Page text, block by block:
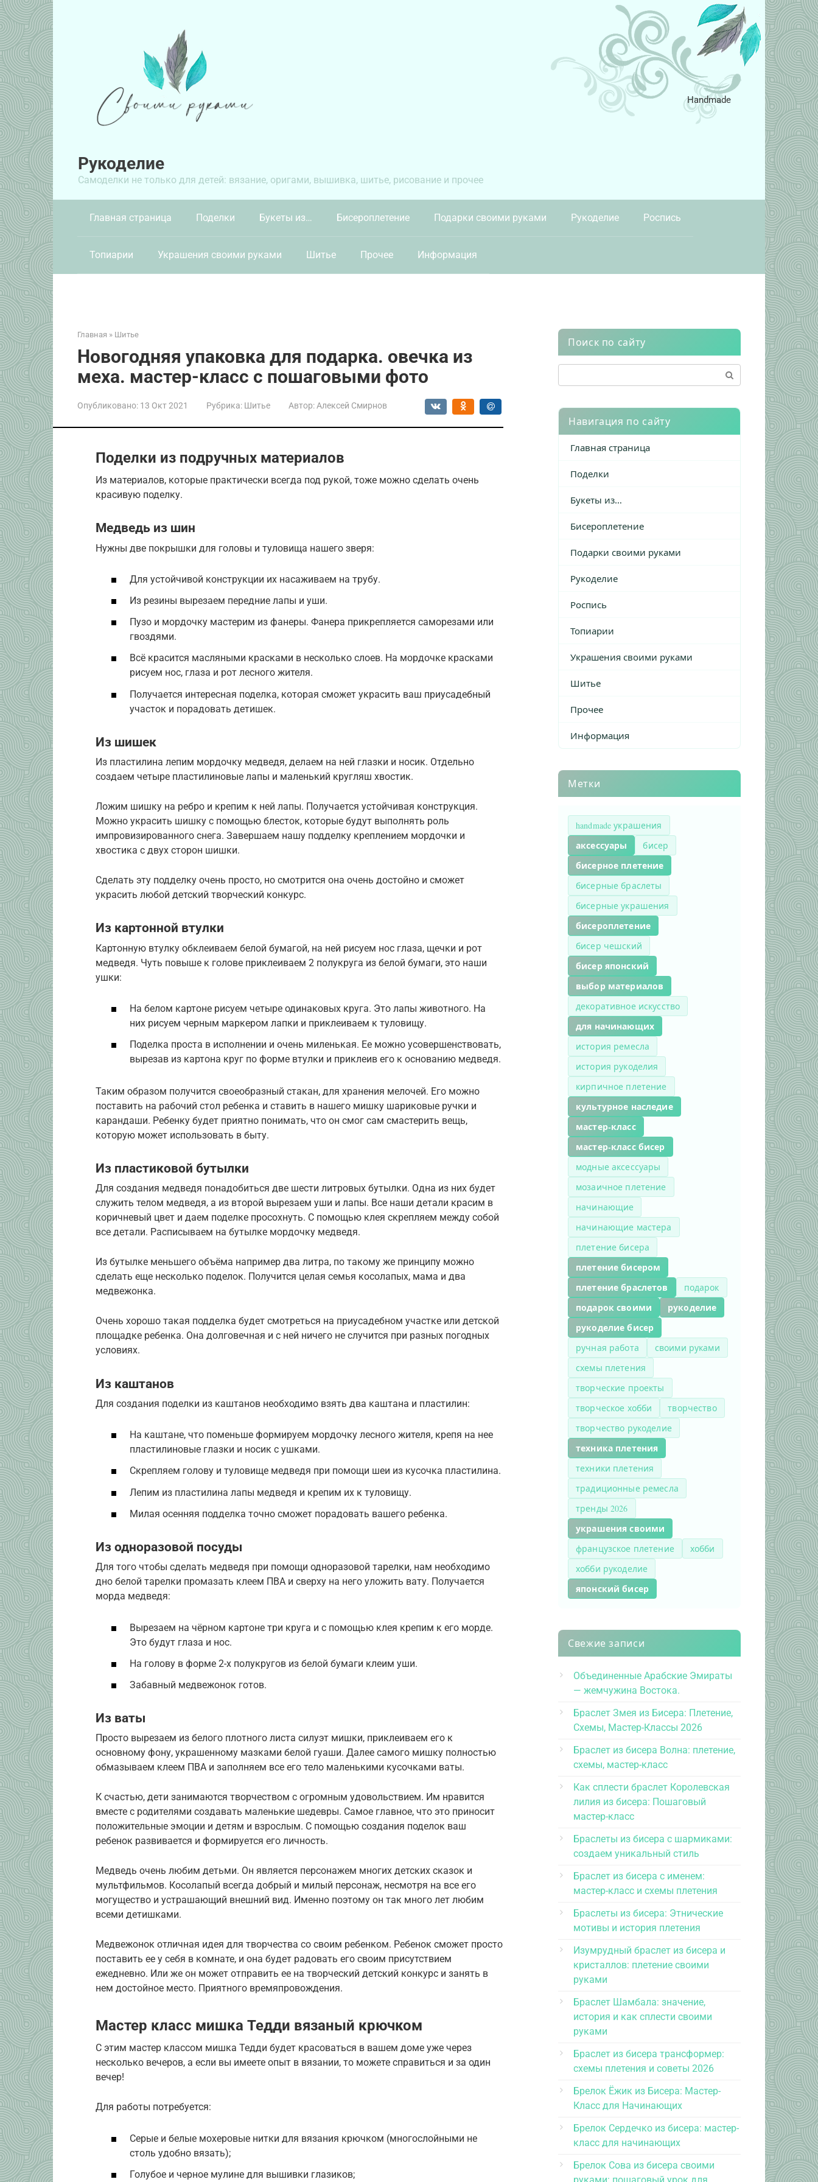
Перейти
к
контенту
Рукоделие
Самоделки не только для детей: вязание, оригами, вышивка, шитье, рисование и прочее
Handmade
Главная страница Поделки Букеты из… Бисероплетение Подарки своими руками Рукоделие Роспись
Топиарии Украшения своими руками Шитье Прочее Информация
Главная » Шитье
Новогодняя упаковка для подарка. овечка из
меха. мастер-класс с пошаговыми фото
Опубликовано: 13 Окт 2021 Рубрика: Шитье Автор: Алексей Смирнов
Поделки из подручных материалов
Из материалов, которые практически всегда под рукой, тоже можно сделать очень
красивую поделку.
Медведь из шин
Нужны две покрышки для головы и туловища нашего зверя:
Для устойчивой конструкции их насаживаем на трубу.
Из резины вырезаем передние лапы и уши.
Пузо и мордочку мастерим из фанеры. Фанера прикрепляется саморезами или
гвоздями.
Всё красится масляными красками в несколько слоев. На мордочке красками
рисуем нос, глаза и рот лесного жителя.
Получается интересная поделка, которая сможет украсить ваш приусадебный
участок и порадовать детишек.
Из шишек
Из пластилина лепим мордочку медведя, делаем на ней глазки и носик. Отдельно
создаем четыре пластилиновые лапы и маленький кругляш хвостик.
Ложим шишку на ребро и крепим к ней лапы. Получается устойчивая конструкция.
Можно украсить шишку с помощью блесток, которые будут выполнять роль
импровизированного снега. Завершаем нашу подделку креплением мордочки и
хвостика с двух сторон шишки.
Сделать эту подделку очень просто, но смотрится она очень достойно и сможет
украсить любой детский творческий конкурс.
Из картонной втулки
Картонную втулку обклеиваем белой бумагой, на ней рисуем нос глаза, щечки и рот
медведя. Чуть повыше к голове приклеиваем 2 полукруга из белой бумаги, это наши
ушки:
На белом картоне рисуем четыре одинаковых круга. Это лапы животного. На
них рисуем черным маркером лапки и приклеиваем к туловищу.
Поделка проста в исполнении и очень миленькая. Ее можно усовершенствовать,
вырезав из картона круг по форме втулки и приклеив его к основанию медведя.
Таким образом получится своеобразный стакан, для хранения мелочей. Его можно
поставить на рабочий стол ребенка и ставить в нашего мишку шариковые ручки и
карандаши. Ребенку будет приятно понимать, что он смог сам смастерить вещь,
которую может использовать в быту.
Из пластиковой бутылки
Для создания медведя понадобиться две шести литровых бутылки. Одна из них будет
служить телом медведя, а из второй вырезаем уши и лапы. Все наши детали красим в
коричневый цвет и даем поделке просохнуть. С помощью клея скрепляем между собой
все детали. Расписываем на бутылке мордочку медведя.
Из бутылке меньшего объёма например два литра, по такому же принципу можно
сделать еще несколько поделок. Получится целая семья косолапых, мама и два
медвежонка.
Очень хорошо такая подделка будет смотреться на приусадебном участке или детской
площадке ребенка. Она долговечная и с ней ничего не случится при разных погодных
условиях.
Из каштанов
Для создания поделки из каштанов необходимо взять два каштана и пластилин:
На каштане, что поменьше формируем мордочку лесного жителя, крепя на нее
пластилиновые глазки и носик с ушками.
Скрепляем голову и туловище медведя при помощи шеи из кусочка пластилина.
Лепим из пластилина лапы медведя и крепим их к туловищу.
Милая осенняя подделка точно сможет порадовать вашего ребенка.
Из одноразовой посуды
Для того чтобы сделать медведя при помощи одноразовой тарелки, нам необходимо
дно белой тарелки промазать клеем ПВА и сверху на него уложить вату. Получается
морда медведя:
Вырезаем на чёрном картоне три круга и с помощью клея крепим к его морде.
Это будут глаза и нос.
На голову в форме 2-х полукругов из белой бумаги клеим уши.
Забавный медвежонок готов.
Из ваты
Просто вырезаем из белого плотного листа силуэт мишки, приклеиваем его к
основному фону, украшенному мазками белой гуаши. Далее самого мишку полностью
обмазываем клеем ПВА и заполняем все его тело маленькими кусочками ваты.
К счастью, дети занимаются творчеством с огромным удовольствием. Им нравится
вместе с родителями создавать маленькие шедевры. Самое главное, что это приносит
положительные эмоции и детям и взрослым. С помощью создания поделок ваш
ребенок развивается и формируется его личность.
Медведь очень любим детьми. Он является персонажем многих детских сказок и
мультфильмов. Косолапый всегда добрый и милый персонаж, несмотря на все его
могущество и устрашающий внешний вид. Именно поэтому он так много лет любим
всеми детишками.
Медвежонок отличная идея для творчества со своим ребенком. Ребенок сможет просто
поставить ее у себя в комнате, и она будет радовать его своим присутствием
ежедневно. Или же он может отправить ее на творческий детский конкурс и занять в
нем достойное место. Приятного времяпровождения.
Мастер класс мишка Тедди вязаный крючком
С этим мастер классом мишка Тедди будет красоваться в вашем доме уже через
несколько вечеров, а если вы имеете опыт в вязании, то можете справиться и за один
вечер!
Для работы потребуется:
Серые и белые мохеровые нитки для вязания крючком (многослойными не
столь удобно вязать);
Голубое и черное мулине для вышивки глазиков;
Поиск по сайту
Навигация по сайту
Главная страница
Поделки
Букеты из…
Бисероплетение
Подарки своими руками
Рукоделие
Роспись
Топиарии
Украшения своими руками
Шитье
Прочее
Информация
Метки
handmade украшения
аксессуары бисер
бисерное плетение
бисерные браслеты
бисерные украшения
бисероплетение
бисер чешский
бисер японский
выбор материалов
декоративное искусство
для начинающих
история ремесла
история рукоделия
кирпичное плетение
культурное наследие
мастер-класс
мастер-класс бисер
модные аксессуары
мозаичное плетение
начинающие
начинающие мастера
плетение бисера
плетение бисером
плетение браслетов
подарок
подарок своими
рукоделие
рукоделие бисер
ручная работа
своими руками
схемы плетения
творческие проекты
творческое хобби
творчество
творчество рукоделие
техника плетения
техники плетения
традиционные ремесла
тренды 2026
украшения своими
французское плетение
хобби
хобби рукоделие
японский бисер
Свежие записи
Объединенные Арабские Эмираты
— жемчужина Востока.
Браслет Змея из Бисера: Плетение,
Схемы, Мастер-Классы 2026
Браслет из бисера Волна: плетение,
схемы, мастер-класс
Как сплести браслет Королевская
лилия из бисера: Пошаговый
мастер-класс
Браслеты из бисера с шармиками:
создаем уникальный стиль
Браслет из бисера с именем:
мастер-класс и схемы плетения
Браслеты из бисера: Этнические
мотивы и история плетения
Изумрудный браслет из бисера и
кристаллов: плетение своими
руками
Браслет Шамбала: значение,
история и как сплести своими
руками
Браслет из бисера трансформер:
схемы плетения и советы 2026
Брелок Ёжик из Бисера: Мастер-
Класс для Начинающих
Брелок Сердечко из бисера: мастер-
класс для начинающих
Брелок Сова из бисера своими